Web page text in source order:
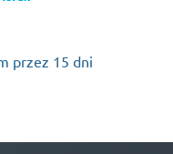
przez 15 dni